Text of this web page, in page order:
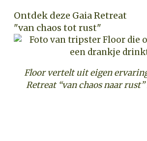
Ontdek deze Gaia Retreat
"van chaos tot rust"
Floor vertelt uit eigen
Retreat “van chaos naar